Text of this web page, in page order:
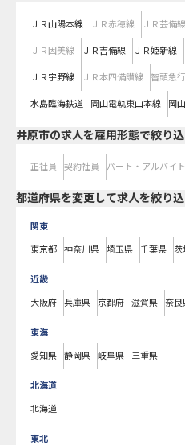
ＪＲ山陽本線 ＪＲ赤穂線 ＪＲ芸備線
ＪＲ因美線 ＪＲ吉備線 ＪＲ姫新線
ＪＲ宇野線 ＪＲ本四備讃線 智頭急
水島臨海鉄道 岡山電軌東山本線 岡
井原市の求人を雇用形態で絞り
正社員 契約社員 パート・アルバイト
都道府県を変更して求人を絞り
関東
東京都 神奈川県 埼玉県 千葉県 茨
近畿
大阪府 兵庫県 京都府 滋賀県 奈良
東海
愛知県 静岡県 岐阜県 三重県
北海道
北海道
東北